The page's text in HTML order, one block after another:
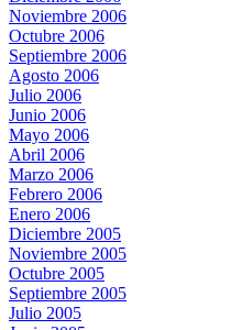
Noviembre 2006
Octubre 2006
Septiembre 2006
Agosto 2006
Julio 2006
Junio 2006
Mayo 2006
Abril 2006
Marzo 2006
Febrero 2006
Enero 2006
Diciembre 2005
Noviembre 2005
Octubre 2005
Septiembre 2005
Julio 2005